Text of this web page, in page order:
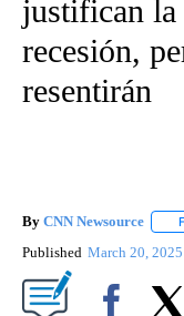
justifican la
recesión,
resentirán
By CNN Newsource
Published March 20, 2025